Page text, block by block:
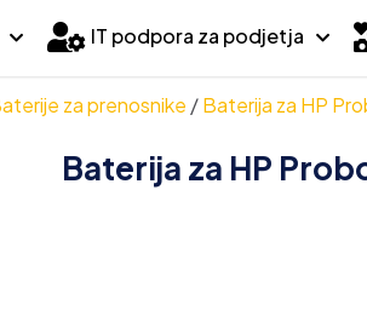
IT podpora za podjetja
za prenosnike /Baterija za HP
Baterija za HP